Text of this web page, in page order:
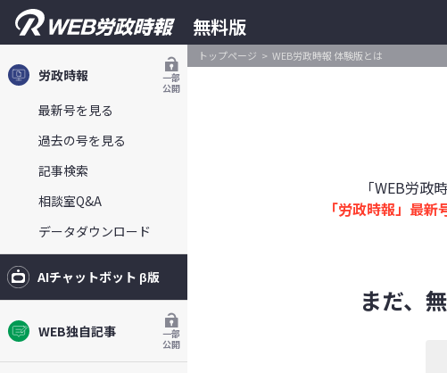
無料版
労政時報
一部
公開
最新号を見る
過去の号を見る
記事検索
相談室Q&A
データダウンロード
AIチャットボット β版
WEB独自記事
一部
公開
トップページ WEB労政時報 体験版とは
「WEB労
「労政時報」最新
まだ、